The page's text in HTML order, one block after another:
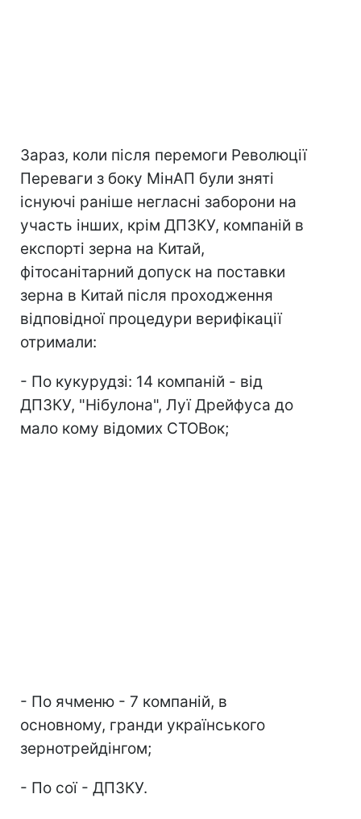
Зараз, коли після перемоги Революції
Переваги з боку МінАП були зняті
існуючі раніше негласні заборони на
участь інших, крім ДПЗКУ, компаній в
експорті зерна на Китай,
фітосанітарний допуск на поставки
зерна в Китай після проходження
відповідної процедури верифікації
отримали:
- По кукурудзі: 14 компаній - від
ДПЗКУ, "Нібулона", Луї Дрейфуса до
мало кому відомих СТОВок;
- По ячменю - 7 компаній, в
основному, гранди українського
зернотрейдінгом;
- По сої - ДПЗКУ.